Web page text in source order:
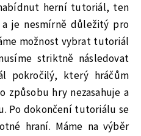
herní tutoriál, ten
je nesmírně důležitý pro
možnost vybrat tutoriál
striktně následovat
pokročilý, který hráčům
způsobu hry nezasahuje a
Po dokončení tutoriálu se
hraní. Máme na výběr